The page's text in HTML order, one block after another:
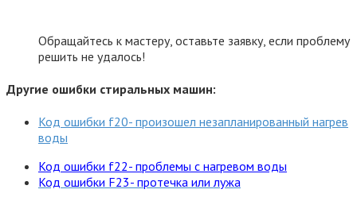
Обращайтесь к мастеру, оставьте заявку, если проблему
решить не удалось!
Другие ошибки стиральных машин:
Код ошибки f20- произошел незапланированный нагрев
воды
Код ошибки f22- проблемы с нагревом воды
Код ошибки F23- протечка или лужа